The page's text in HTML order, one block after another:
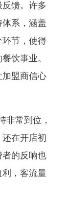
馈。许多
系，涵盖
节，使得
饮事业。
盟商信心
非常到位，
在开店初
的反响也
，客流量